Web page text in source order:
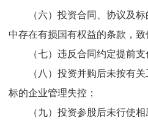
（六）投资合同、协议及
中存在有损国有权益的条款，致
（七）违反合同约定提前支
（八）投资并购后未按有
标的企业管理失控；
（九）投资参股后未行使